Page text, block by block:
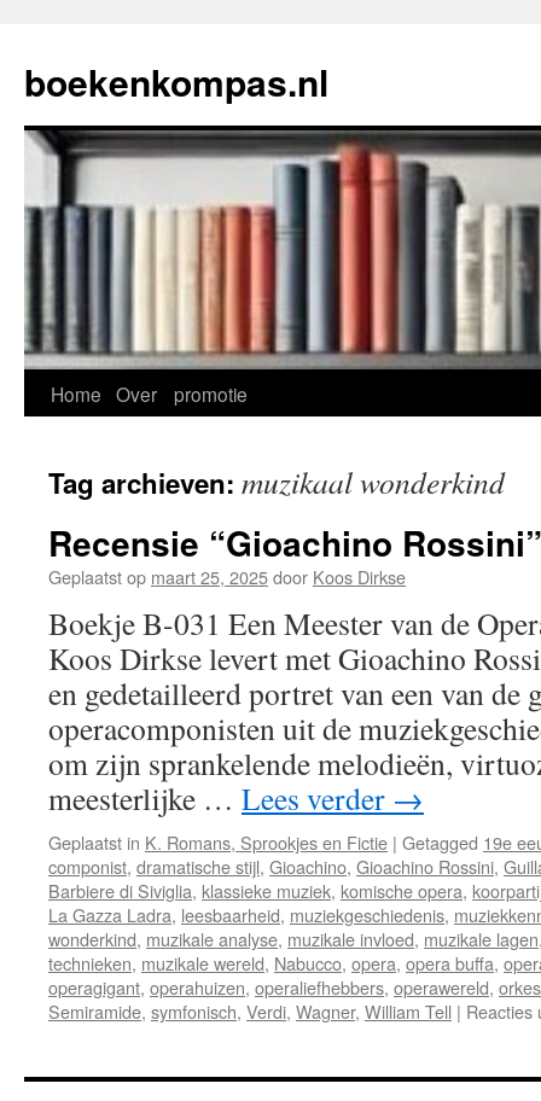
de
inhoud
boekenkompas.nl
Home Over promotie
Tag archieven: muzikaal wonderkind
Recensie “Gioachino Rossini”
Geplaatst op maart 25, 2025door Koos Dirkse
Boekje B-031 Een Meester van de
Koos Dirkse levert met Gioachino
en gedetailleerd portret van een van de
operacomponisten uit de
om zijn sprankelende melodieën,
meesterlijke … Lees verder →
Geplaatst in K. Romans, Sprookjes en Fictie | Getagged 19e
componist, dramatische stijl, Gioachino, Gioachino Rossini,
Barbiere di Siviglia, klassieke muziek, komische opera,
La Gazza Ladra, leesbaarheid, muziekgeschiedenis,
wonderkind, muzikale analyse, muzikale invloed, muzikale lagen
technieken, muzikale wereld, Nabucco, opera, opera buffa,
operagigant, operahuizen, operaliefhebbers, operawereld,
Semiramide, symfonisch, Verdi, Wagner, William Tell | Reacties